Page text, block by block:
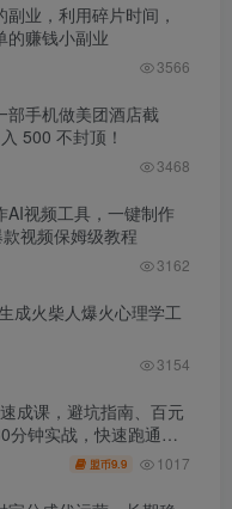
业，利用碎片时间，
的赚钱小副业
3566
部手机做美团酒店截
500 不封顶！
3468
AI视频工具，一键制作
视频保姆级教程
3162
成火柴人爆火心理学工
3154
成课，避坑指南、百元
分钟实战，快速跑通首
盟币9.9 1017